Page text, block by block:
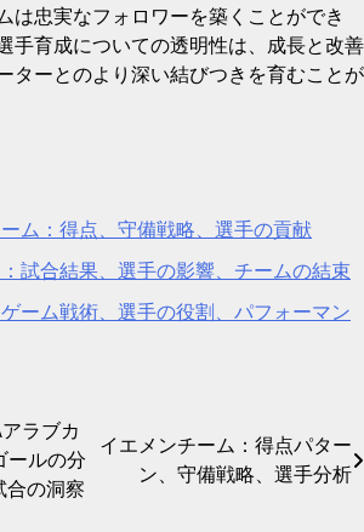
は忠実なフォロワーを築くことができ
手育成についての透明性は、成長と改善
ターとのより深い結びつきを育むことが
ム：得点、守備戦略、選手の貢献
試合結果、選手の影響、チームの結束
ーム戦術、選手の役割、パフォーマン
ラブカ
ールの分
合の洞察
イエメンチーム：得点パター
ン、守備戦略、選手分析